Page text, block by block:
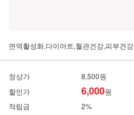
면역활성화,다이어트,혈관건강,피부건강
정상가
8,500원
할인가
6,000원
적립금
2%